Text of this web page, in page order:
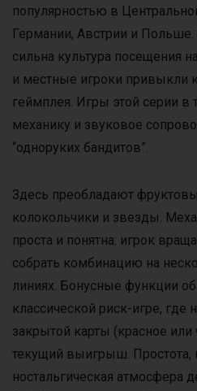
популярностью в
Германии, Австрии и Польше.
сильна культура посещения
и местные игроки привыкли
геймплея. Игры этой серии в
механику и звуковое
“одноруких бандитов”.
Здесь преобладают
колокольчики и звезды.
проста и понятна: игрок
собрать комбинацию на
линиях. Бонусные функции
классической риск-игре, где
закрытой карты (красное
текущий выигрыш. Простота,
ностальгическая атмосфера